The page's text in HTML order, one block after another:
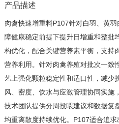
产品描述
肉禽快速增重料P107针对白羽、黄
障健康稳定前提下提升日增重和整批
构优化，配合关键营养素平衡，支持
营养利用。针对肉禽养殖对批次一致
艺上强化颗粒稳定性和适口性，减少
风、密度、饮水与应激管理协同实施
技术团队提供分周投喂建议和数据复
均重离散度持续优化。P107适合追